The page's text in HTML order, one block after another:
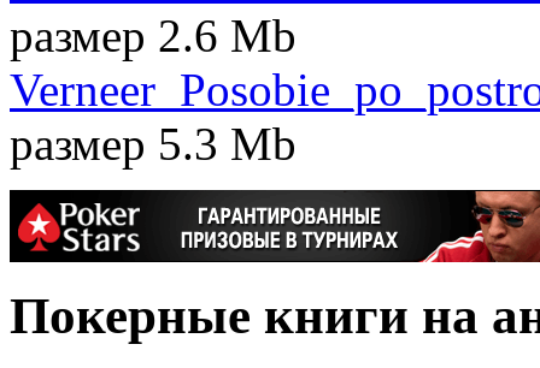
размер 2.6 Mb
размер 5.3 Mb
Покерные книги на